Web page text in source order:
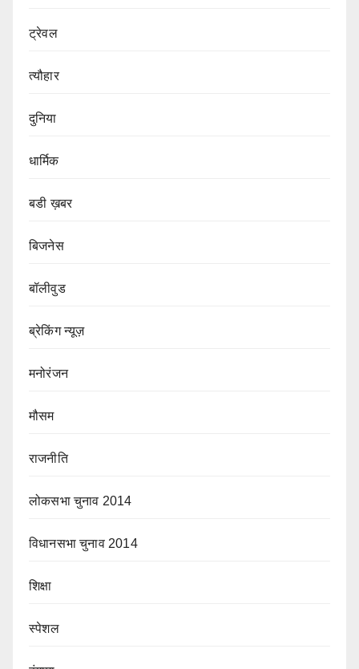
ट्रेवल
त्यौहार
दुनिया
धार्मिक
बडी ख़बर
बिजनेस
बॉलीवुड
ब्रेकिंग न्यूज़
मनोरंजन
मौसम
राजनीति
लोकसभा चुनाव 2014
विधानसभा चुनाव 2014
शिक्षा
स्पेशल